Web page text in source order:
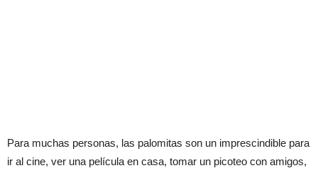
Para muchas personas, las palomitas son un imprescindible para
ir al cine, ver una película en casa, tomar un picoteo con amigos,